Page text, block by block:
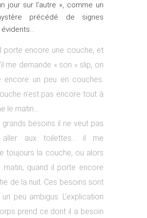
jour sur l’autre », comme un
précédé de signes
porte encore une couche, et
me demande « son » slip, on
encore un peu en couches.
n’est pas encore tout à
le matin…
grands besoins il ne veut pas
aller aux toilettes… il me
toujours la couche, ou alors
matin, quand il porte encore
de la nuit. Ces besoins sont
peu ambigus. L’explication
prend ce dont il a besoin